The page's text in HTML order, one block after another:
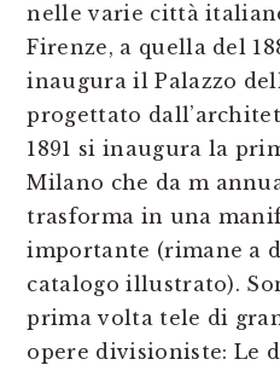
nelle varie città
Firenze, a quella del
inaugura il Palazzo
progettato
1891 si inaugura la
Milano che da m
trasforma in una
importante (rimane a
catalogo illustrato).
prima volta tele di
opere divisioniste: Le